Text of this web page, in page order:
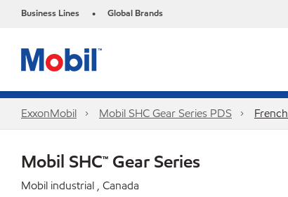
Business Lines • Global Brands
ExxonMobil Mobil SHC Gear Series PDS French
Mobil SHC™ Gear Series
Mobil industrial , Canada